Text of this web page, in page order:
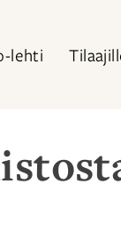
lehti